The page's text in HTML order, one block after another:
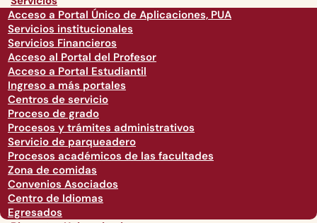
Acceso a Portal Único de Aplicaciones, PUA
Servicios institucionales
Servicios Financieros
Acceso al Portal del Profesor
Acceso a Portal Estudiantil
Ingreso a más portales
Centros de servicio
Proceso de grado
Procesos y trámites administrativos
Servicio de parqueadero
Procesos académicos de las facultades
Zona de comidas
Convenios Asociados
Centro de Idiomas
Egresados